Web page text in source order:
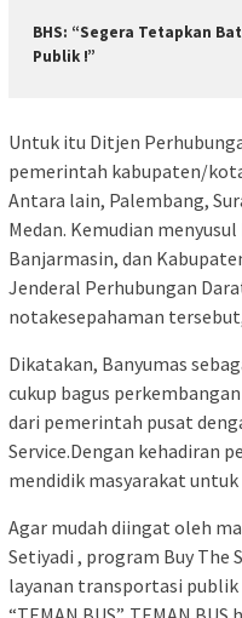
BHS: “Segera Tetapkan
Publik !”
Untuk itu Ditjen
pemerintah kabupaten/
Antara lain, Palembang,
Medan. Kemudian
Banjarmasin, dan
Jenderal Perhubungan
notakesepahaman
Dikatakan, Banyumas
cukup bagus
dari pemerintah pusat
Service.Dengan kehadiran
mendidik masyarakat
Agar mudah diingat oleh
Setiyadi , program Buy The
layanan transportasi publik